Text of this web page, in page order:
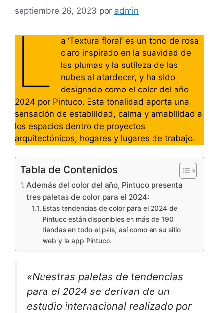
septiembre 26, 2023 por admin
L
a ‘Textura floral’ es un tono de rosa
claro inspirado en la suavidad de
las plumas y la sutileza de las
nubes al atardecer, y ha sido
designado como el color del año
2024 por Pintuco. Esta tonalidad aporta una
sensación de estabilidad, calma y amabilidad a
los espacios dentro de proyectos
arquitectónicos, hogares y lugares de trabajo.
Tabla de Contenidos
Además del color del año, Pintuco presenta
tres paletas de color para el 2024:
Estas tendencias de color para el 2024 de
Pintuco están disponibles en más de 190
tiendas en todo el país, así como en su sitio
web y la app Pintuco.
«Nuestras paletas de tendencias
para el 2024 se derivan de un
estudio internacional realizado por